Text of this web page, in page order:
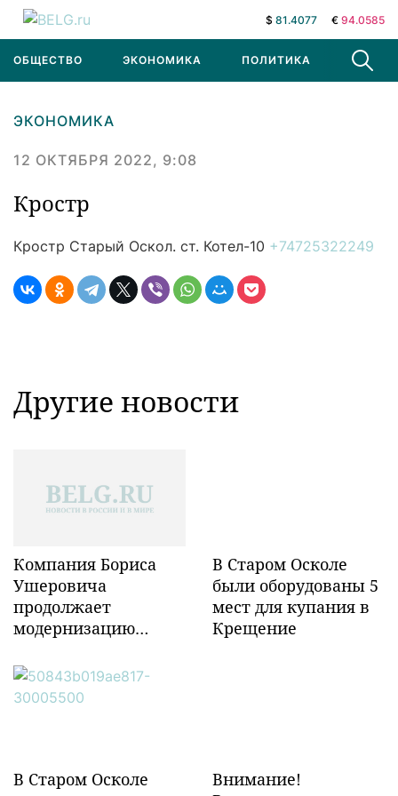
$ 81.4077 € 94.0585
ОБЩЕСТВО ЭКОНОМИКА ПОЛИТИКА В МИРЕ
ЭКОНОМИКА
12 ОКТЯБРЯ 2022, 9:08
Кростр
Кростр Старый Оскол. ст. Котел-10 +74725322249
Другие новости
Компания Бориса
Ушеровича
продолжает
модернизацию
инфраструктуры в
Забайкалье
В Старом Осколе
были оборудованы 5
мест для купания в
Крещение
В Старом Осколе
Внимание!